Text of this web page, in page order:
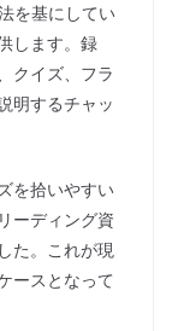
を基にしてい
します。録
クイズ、フラ
明するチャッ
を拾いやすい
ーディング資
た。これが現
ースとなって